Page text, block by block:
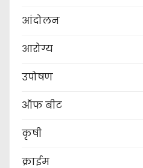
आंदोलन
आरोग्य
उपोषण
ऑफ बीट
कृषी
क्राईम